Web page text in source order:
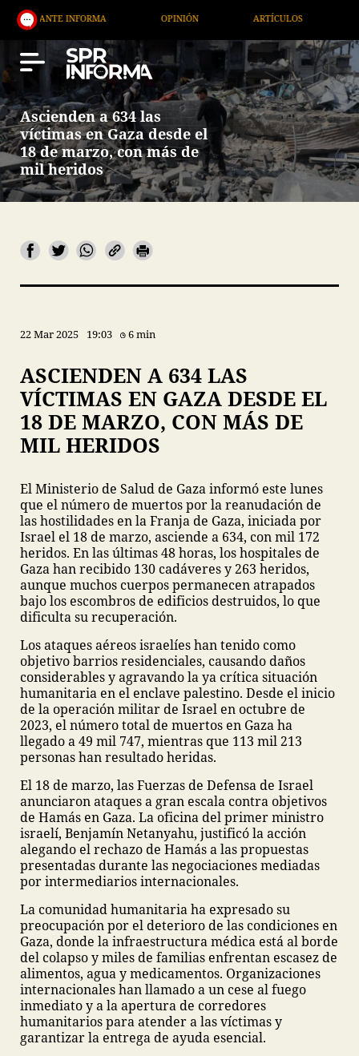
INFORMA OPINIÓN ARTÍCULOS ARTE /
Ascienden a 634 las
víctimas en Gaza desde el
18 de marzo, con más de
mil heridos
22 Mar 2025 19:03 6 min
ASCIENDEN A 634 LAS
VÍCTIMAS EN GAZA DESDE EL
18 DE MARZO, CON MÁS DE
MIL HERIDOS
El Ministerio de Salud de Gaza informó este lunes
que el número de muertos por la reanudación de
las hostilidades en la Franja de Gaza, iniciada por
Israel el 18 de marzo, asciende a 634, con mil 172
heridos. En las últimas 48 horas, los hospitales de
Gaza han recibido 130 cadáveres y 263 heridos,
aunque muchos cuerpos permanecen atrapados
bajo los escombros de edificios destruidos, lo que
dificulta su recuperación.
Los ataques aéreos israelíes han tenido como
objetivo barrios residenciales, causando daños
considerables y agravando la ya crítica situación
humanitaria en el enclave palestino. Desde el inicio
de la operación militar de Israel en octubre de
2023, el número total de muertos en Gaza ha
llegado a 49 mil 747, mientras que 113 mil 213
personas han resultado heridas.
El 18 de marzo, las Fuerzas de Defensa de Israel
anunciaron ataques a gran escala contra objetivos
de Hamás en Gaza. La oficina del primer ministro
israelí, Benjamín Netanyahu, justificó la acción
alegando el rechazo de Hamás a las propuestas
presentadas durante las negociaciones mediadas
por intermediarios internacionales.
La comunidad humanitaria ha expresado su
preocupación por el deterioro de las condiciones en
Gaza, donde la infraestructura médica está al borde
del colapso y miles de familias enfrentan escasez de
alimentos, agua y medicamentos. Organizaciones
internacionales han llamado a un cese al fuego
inmediato y a la apertura de corredores
humanitarios para atender a las víctimas y
garantizar la entrega de ayuda esencial.